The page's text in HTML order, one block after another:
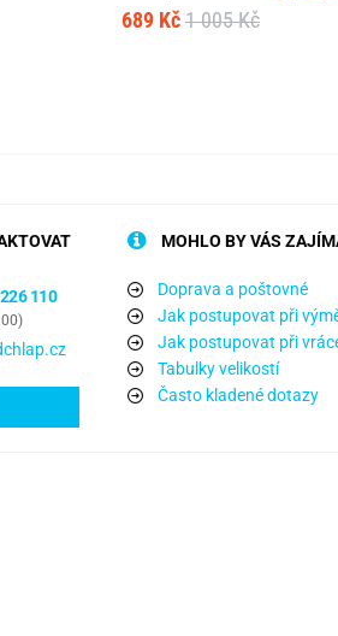
689 Kč 1 005 Kč
110
MOHLO BY VÁS
Doprava a poštovné
Jak postupovat při
Jak postupovat při
Tabulky velikostí
Často kladené dotazy